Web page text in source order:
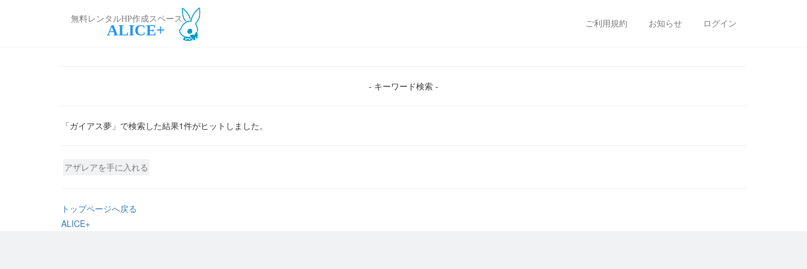
無料レンタルHP作成スペース
ALICE+ ご利用規約 お知らせ ログイン
- キーワード検索 -
「ガイアス夢」で検索した結果1件がヒットしました。
アザレアを手に入れる
トップページへ戻る
ALICE+